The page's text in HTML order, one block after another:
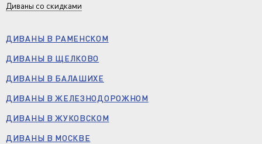
Диваны со скидками
ДИВАНЫ В РАМЕНСКОМ
ДИВАНЫ В ЩЕЛКОВО
ДИВАНЫ В БАЛАШИХЕ
ДИВАНЫ В ЖЕЛЕЗНОДОРОЖНОМ
ДИВАНЫ В ЖУКОВСКОМ
ДИВАНЫ В МОСКВЕ